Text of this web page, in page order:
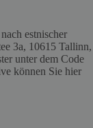
estnischer
3a, 10615 Tallinn,
unter dem Code
können Sie hier